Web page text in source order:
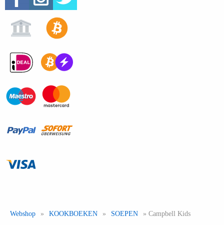
Webshop » KOOKBOEKEN » SOEPEN » Campbell Kids